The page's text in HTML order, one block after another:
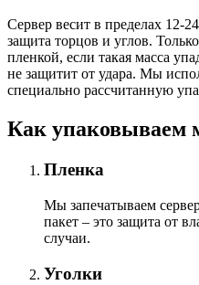
Сервер весит в пределах 12-
защита торцов и углов.
пленкой, если такая масса
не защитит от удара. Мы
специально расcчитанную
Как упаковываем
Пленка
Мы запечатываем
пакет – это защита от
случаи.
Уголки